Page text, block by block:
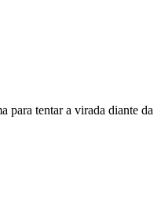
para tentar a virada diante da